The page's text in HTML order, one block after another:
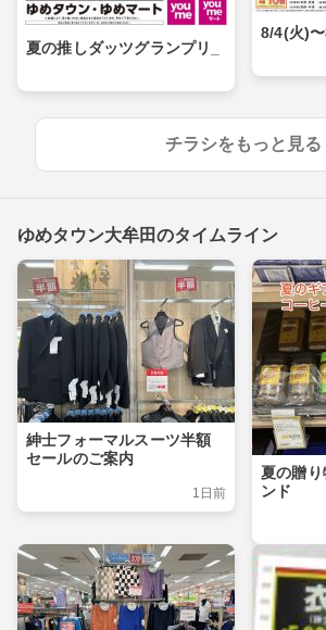
夏の推しダッツグランプリ_
8/4(火)〜
チラシをもっと見る
ゆめタウン大牟田のタイムライン
紳士フォーマルスーツ半額
セールのご案内
1日前
夏の贈り
ンド